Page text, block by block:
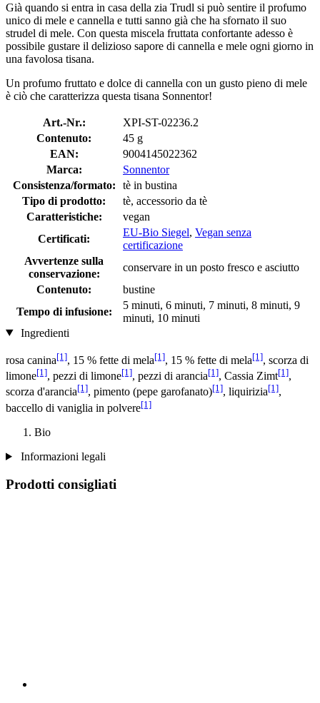
Già quando si entra in casa della zia Trudl si può sentire il profumo
unico di mele e cannella e tutti sanno già che ha sfornato il suo
strudel di mele. Con questa miscela fruttata confortante adesso è
possibile gustare il delizioso sapore di cannella e mele ogni giorno in
una favolosa tisana.
Un profumo fruttato e dolce di cannella con un gusto pieno di mele
è ciò che caratterizza questa tisana Sonnentor!
Art.-Nr.:
XPI-ST-02236.2
Contenuto:
45 g
EAN:
9004145022362
Marca:
Sonnentor
Consistenza/formato:
tè in bustina
Tipo di prodotto:
tè, accessorio da tè
Caratteristiche:
vegan
Certificati:
EU-Bio Siegel, Vegan senza
certificazione
Avvertenze sulla
conservazione:
conservare in un posto fresco e asciutto
Contenuto:
bustine
Tempo di infusione:
5 minuti, 6 minuti, 7 minuti, 8 minuti, 9
minuti, 10 minuti
Ingredienti
rosa canina[1], 15 % fette di mela[1], 15 % fette di mela[1], scorza di
limone[1], pezzi di limone[1], pezzi di arancia[1], Cassia Zimt[1],
scorza d'arancia[1], pimento (pepe garofanato)[1], liquirizia[1],
baccello di vaniglia in polvere[1]
Bio
Informazioni legali
Prodotti consigliati